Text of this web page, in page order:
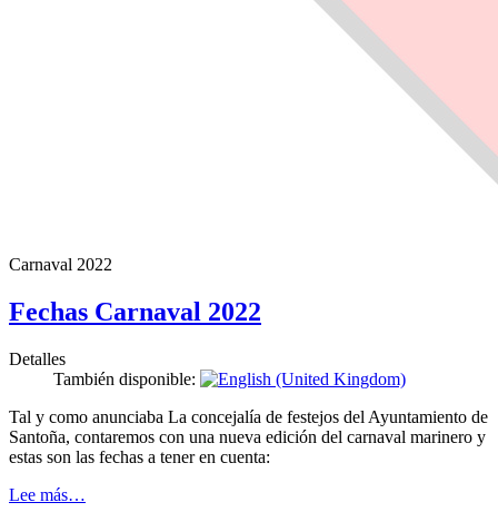
Carnaval 2022
Fechas Carnaval 2022
Detalles
También disponible:
Tal y como anunciaba La concejalía de festejos del Ayuntamiento de
Santoña, contaremos con una nueva edición del carnaval marinero y
estas son las fechas a tener en cuenta:
Lee más…